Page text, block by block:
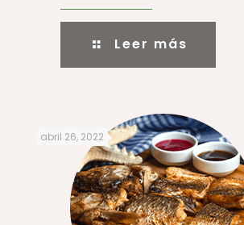
Leer más
abril 26, 2022